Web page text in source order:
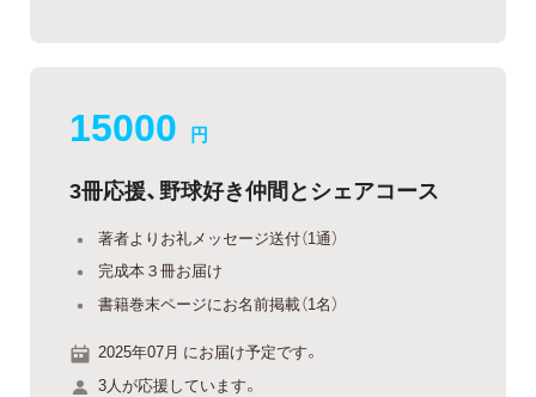
15000 円
3冊応援、野球好き仲間とシェアコース
著者よりお礼メッセージ送付（1通）
完成本３冊お届け
書籍巻末ページにお名前掲載（1名）
2025年07月 にお届け予定です。
3人が応援しています。